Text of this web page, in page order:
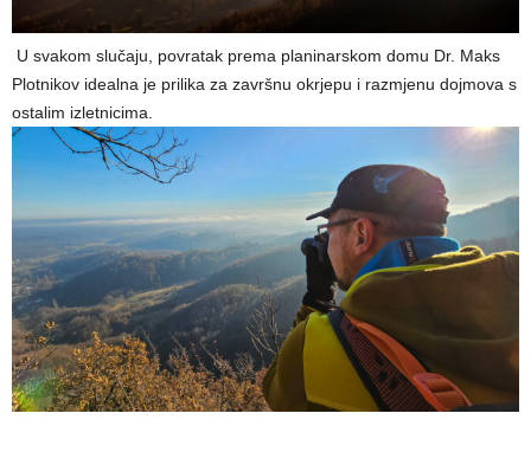
U svakom slučaju, povratak prema planinarskom domu Dr. Maks
Plotnikov idealna je prilika za završnu okrjepu i razmjenu dojmova s
ostalim izletnicima.